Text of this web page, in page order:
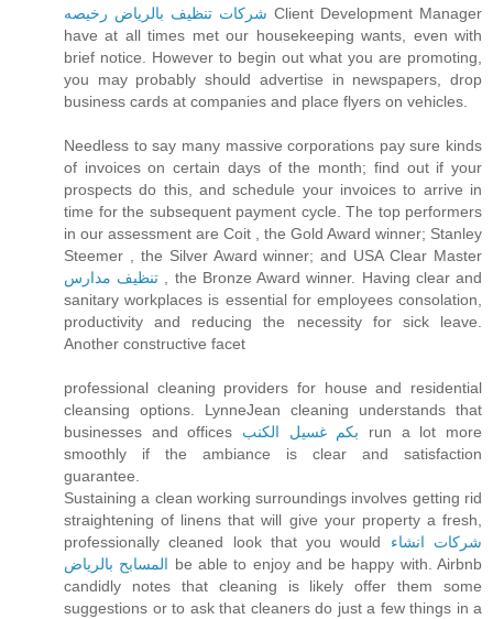
شركات تنظيف بالرياض رخيصه Client Development Manager
have at all times met our housekeeping wants, even with
brief notice. However to begin out what you are promoting,
you may probably should advertise in newspapers, drop
business cards at companies and place flyers on vehicles.
Needless to say many massive corporations pay sure kinds
of invoices on certain days of the month; find out if your
prospects do this, and schedule your invoices to arrive in
time for the subsequent payment cycle. The top performers
in our assessment are Coit , the Gold Award winner; Stanley
Steemer , the Silver Award winner; and USA Clear Master
تنظيف مدارس , the Bronze Award winner. Having clear and
sanitary workplaces is essential for employees consolation,
productivity and reducing the necessity for sick leave.
Another constructive facet
professional cleaning providers for house and residential
cleansing options. LynneJean cleaning understands that
businesses and offices بكم غسيل الكنب run a lot more
smoothly if the ambiance is clear and satisfaction
guarantee.
Sustaining a clean working surroundings involves getting rid
straightening of linens that will give your property a fresh,
professionally cleaned look that you would شركات انشاء
المسابح بالرياض be able to enjoy and be happy with. Airbnb
candidly notes that cleaning is likely offer them some
suggestions or to ask that cleaners do just a few things in a